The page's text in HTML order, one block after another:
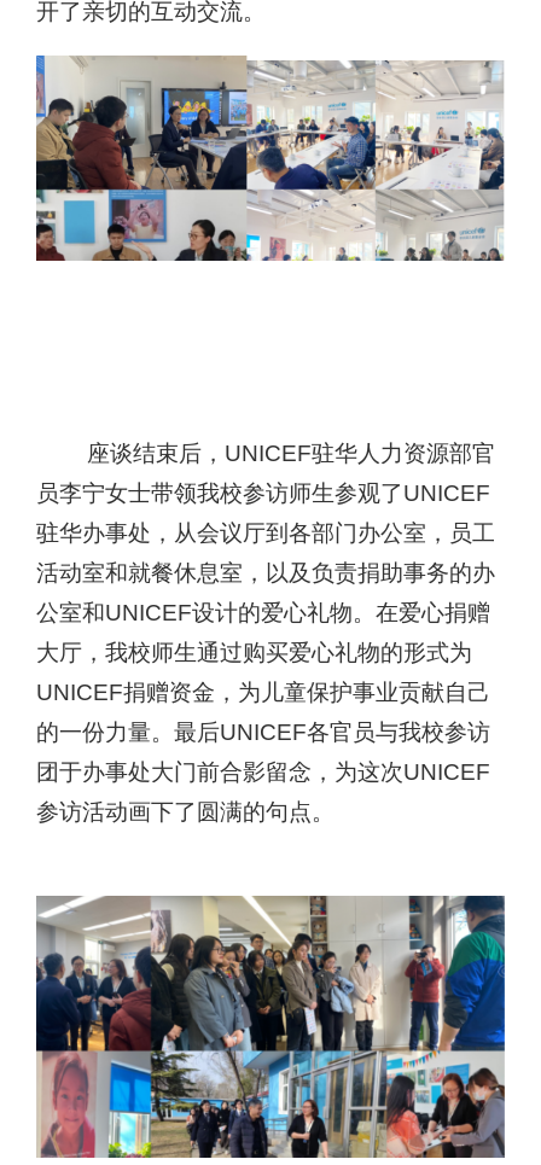
开了亲切的互动交流。
座谈结束后， UNICEF驻华人力资源部官
员李宁女士带领我校参访师生参观了UNICEF
驻华办事处，从会议厅到各部门办公室，员工
活动室和就餐休息室，以及负责捐助事务的办
公室和UNICEF设计的爱心礼物。在爱心捐赠
大厅，我校师生通过购买爱心礼物的形式为
UNICEF捐赠资金，为儿童保护事业贡献自己
的一份力量。最后UNICEF各官员与我校参访
团于办事处大门前合影留念，为这次UNICEF
参访活动画下了圆满的句点。